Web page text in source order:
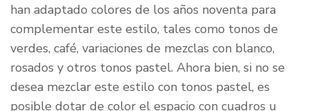
han adaptado colores de los años noventa para
complementar este estilo, tales como tonos de
verdes, café, variaciones de mezclas con blanco,
rosados y otros tonos pastel. Ahora bien, si no se
desea mezclar este estilo con tonos pastel, es
posible dotar de color el espacio con cuadros u